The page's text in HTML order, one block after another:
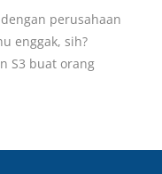
perusahaan
enggak, sih?
S3 buat orang